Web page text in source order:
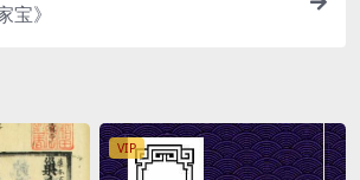
宝》
VIP